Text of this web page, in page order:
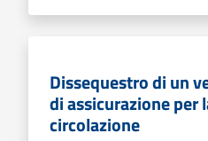
Dissequestro di un
di assicurazione per
circolazione